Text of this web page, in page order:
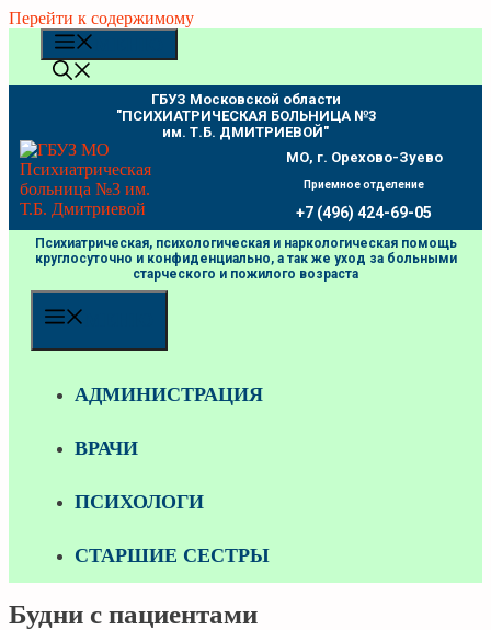
Перейти к содержимому
ГБУЗ Московской области
"ПCИХИАТРИЧЕСКАЯ БОЛЬНИЦА №3
им. Т.Б. ДМИТРИЕВОЙ"
МО, г. Орехово-Зуево
Приемное отделение
+7 (496) 424-69-05
Психиатрическая, психологическая и наркологическая помощь
круглосуточно и конфиденциально, а так же уход за больными
старческого и пожилого возраста
АДМИНИСТРАЦИЯ
ВРАЧИ
ПСИХОЛОГИ
СТАРШИЕ СЕСТРЫ
Будни с пациентами